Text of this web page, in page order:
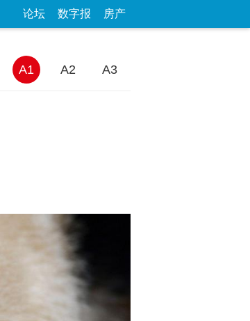
论坛 数字报 房产
A1 A2 A3